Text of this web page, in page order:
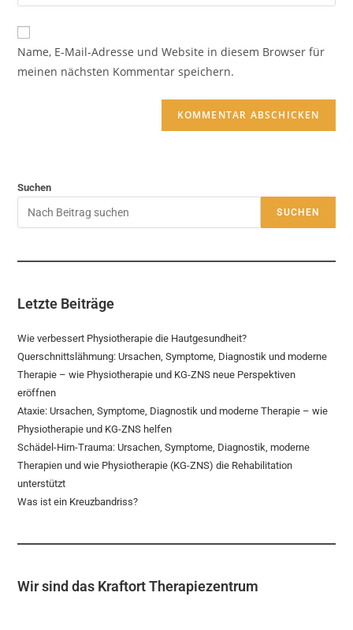
Name, E-Mail-Adresse und Website in diesem Browser für
meinen nächsten Kommentar speichern.
Suchen
SUCHEN
Letzte Beiträge
Wie verbessert Physiotherapie die Hautgesundheit?
Querschnittslähmung: Ursachen, Symptome, Diagnostik und moderne
Therapie – wie Physiotherapie und KG-ZNS neue Perspektiven
eröffnen
Ataxie: Ursachen, Symptome, Diagnostik und moderne Therapie – wie
Physiotherapie und KG-ZNS helfen
Schädel-Hirn-Trauma: Ursachen, Symptome, Diagnostik, moderne
Therapien und wie Physiotherapie (KG-ZNS) die Rehabilitation
unterstützt
Was ist ein Kreuzbandriss?
Wir sind das Kraftort Therapiezentrum